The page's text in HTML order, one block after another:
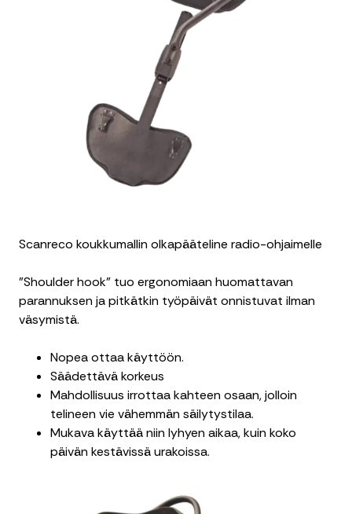
Scanreco koukkumallin olkapääteline radio-ohjaimelle
”Shoulder hook” tuo ergonomiaan huomattavan
parannuksen ja pitkätkin työpäivät onnistuvat ilman
väsymistä.
Nopea ottaa käyttöön.
Säädettävä korkeus
Mahdollisuus irrottaa kahteen osaan, jolloin
telineen vie vähemmän säilytystilaa.
Mukava käyttää niin lyhyen aikaa, kuin koko
päivän kestävissä urakoissa.